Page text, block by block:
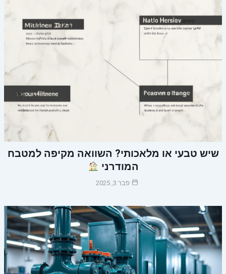
שיש טבעי או מלאכותי? השוואה מקיפה למטבח
המודרני
פבר 3, 2025